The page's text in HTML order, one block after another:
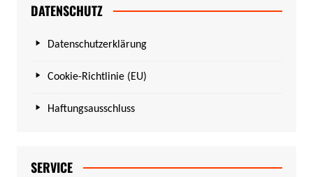
DATENSCHUTZ
Datenschutzerklärung
Cookie-Richtlinie (EU)
Haftungsausschluss
SERVICE